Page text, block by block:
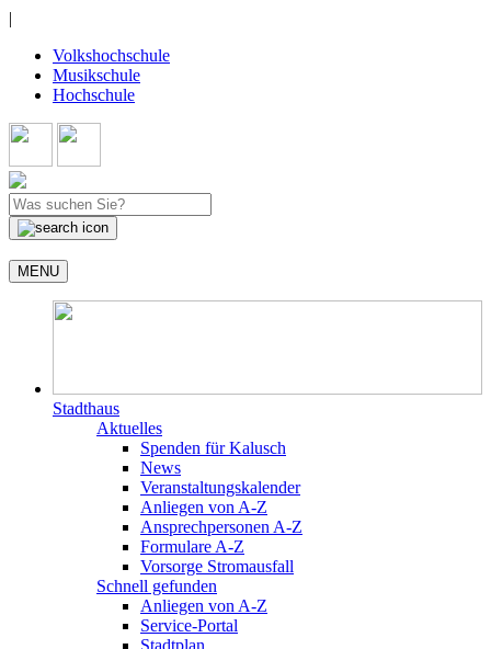
|
Volkshochschule
Musikschule
Hochschule
MENU
Stadthaus
Aktuelles
Spenden für Kalusch
News
Veranstaltungskalender
Anliegen von A-Z
Ansprechpersonen A-Z
Formulare A-Z
Vorsorge Stromausfall
Schnell gefunden
Anliegen von A-Z
Service-Portal
Stadtplan